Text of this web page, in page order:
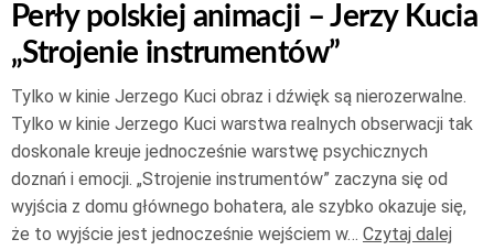
Perły polskiej animacji – Jerzy Kucia
„Strojenie instrumentów”
Tylko w kinie Jerzego Kuci obraz i dźwięk są nierozerwalne.
Tylko w kinie Jerzego Kuci warstwa realnych obserwacji tak
doskonale kreuje jednocześnie warstwę psychicznych
doznań i emocji. „Strojenie instrumentów” zaczyna się od
wyjścia z domu głównego bohatera, ale szybko okazuje się,
że to wyjście jest jednocześnie wejściem w… Czytaj dalej